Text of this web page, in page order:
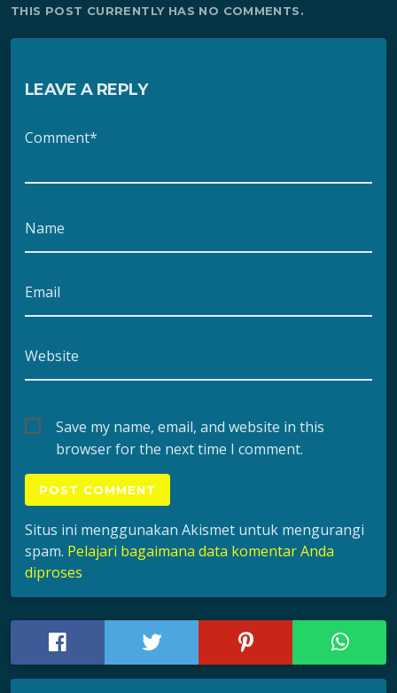
THIS POST CURRENTLY HAS NO COMMENTS.
LEAVE A REPLY
Comment*
Name
Email
Website
Save my name, email, and website in this
browser for the next time I comment.
Situs ini menggunakan Akismet untuk mengurangi
spam. Pelajari bagaimana data komentar Anda
diproses